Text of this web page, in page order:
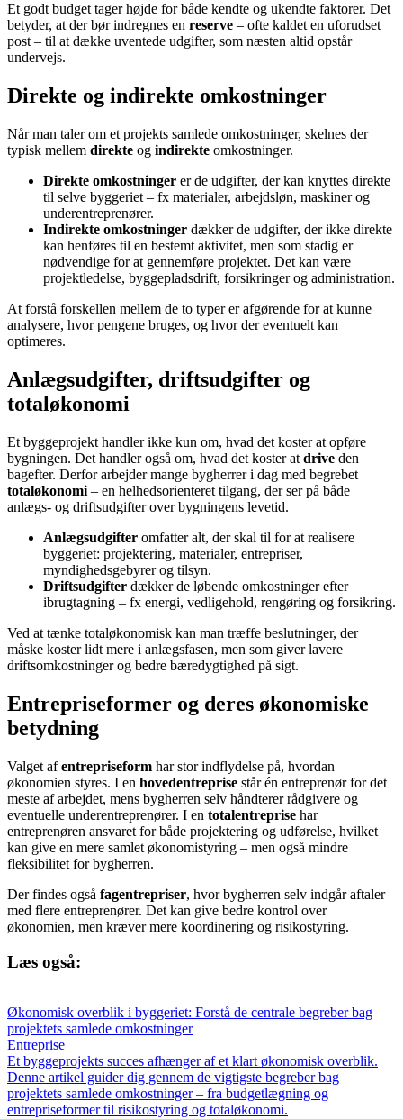
Et godt budget tager højde for både kendte og ukendte faktorer. Det
betyder, at der bør indregnes en reserve – ofte kaldet en uforudset
post – til at dække uventede udgifter, som næsten altid opstår
undervejs.
Direkte og indirekte omkostninger
Når man taler om et projekts samlede omkostninger, skelnes der
typisk mellem direkte og indirekte omkostninger.
Direkte omkostninger er de udgifter, der kan knyttes direkte
til selve byggeriet – fx materialer, arbejdsløn, maskiner og
underentreprenører.
Indirekte omkostninger dækker de udgifter, der ikke direkte
kan henføres til en bestemt aktivitet, men som stadig er
nødvendige for at gennemføre projektet. Det kan være
projektledelse, byggepladsdrift, forsikringer og administration.
At forstå forskellen mellem de to typer er afgørende for at kunne
analysere, hvor pengene bruges, og hvor der eventuelt kan
optimeres.
Anlægsudgifter, driftsudgifter og
totaløkonomi
Et byggeprojekt handler ikke kun om, hvad det koster at opføre
bygningen. Det handler også om, hvad det koster at drive den
bagefter. Derfor arbejder mange bygherrer i dag med begrebet
totaløkonomi – en helhedsorienteret tilgang, der ser på både
anlægs- og driftsudgifter over bygningens levetid.
Anlægsudgifter omfatter alt, der skal til for at realisere
byggeriet: projektering, materialer, entrepriser,
myndighedsgebyrer og tilsyn.
Driftsudgifter dækker de løbende omkostninger efter
ibrugtagning – fx energi, vedligehold, rengøring og forsikring.
Ved at tænke totaløkonomisk kan man træffe beslutninger, der
måske koster lidt mere i anlægsfasen, men som giver lavere
driftsomkostninger og bedre bæredygtighed på sigt.
Entrepriseformer og deres økonomiske
betydning
Valget afentrepriseform har stor indflydelse på, hvordan
økonomien styres. I en hovedentreprise står én entreprenør for det
meste af arbejdet, mens bygherren selv håndterer rådgivere og
eventuelle underentreprenører. I en totalentreprise har
entreprenøren ansvaret for både projektering og udførelse, hvilket
kan give en mere samlet økonomistyring – men også mindre
fleksibilitet for bygherren.
Der findes også fagentrepriser, hvor bygherren selv indgår aftaler
med flere entreprenører. Det kan give bedre kontrol over
økonomien, men kræver mere koordinering og risikostyring.
Læs også:
Økonomisk overblik i byggeriet: Forstå de centrale begreber bag
projektets samlede omkostninger
Entreprise
Et byggeprojekts succes afhænger af et klart økonomisk overblik.
Denne artikel guider dig gennem de vigtigste begreber bag
projektets samlede omkostninger – fra budgetlægning og
entrepriseformer til risikostyring og totaløkonomi.